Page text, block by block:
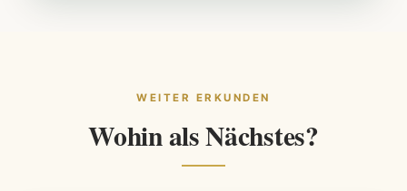
WEITER ERKUNDEN
Wohin als Nächstes?